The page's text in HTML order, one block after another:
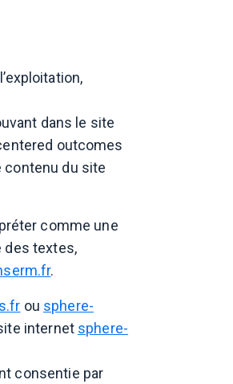
dans le site
outcomes
contenu du site
comme une
des textes,
.
ou sphere-
internet sphere-
consentie par